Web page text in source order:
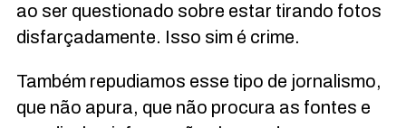
ao ser questionado sobre estar tirando fotos
disfarçadamente. Isso sim é crime.
Também repudiamos esse tipo de jornalismo,
que não apura, que não procura as fontes e